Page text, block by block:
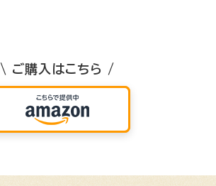
\ ご購入はこちら /